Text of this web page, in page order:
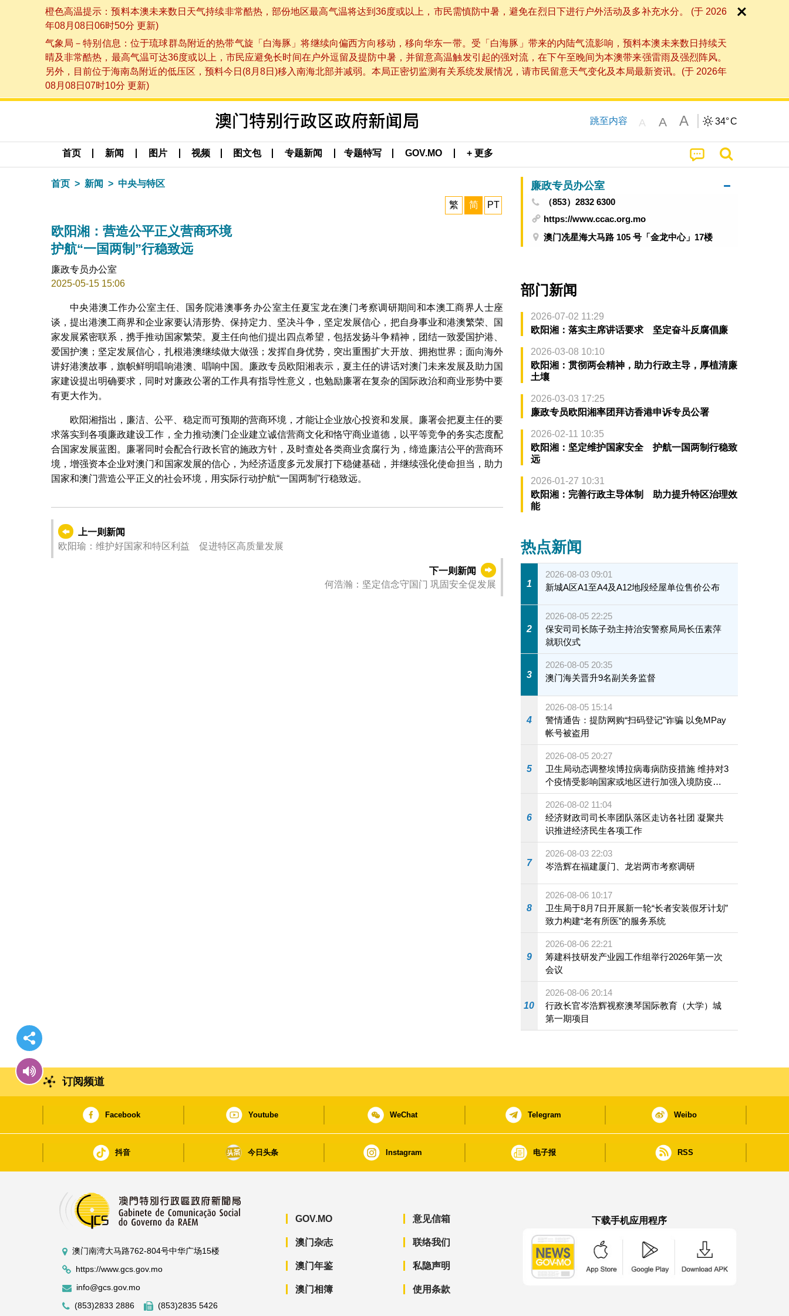
橙色高温提示：预料本澳未来数日天气持续非常酷热，部份地区最高气温将达到36度或以上，市民需慎防中暑，避免在烈日下进行户外活动及多补充水分。 (于 2026
年08月08日06时50分 更新)
气象局－特别信息：位于琉球群岛附近的热带气旋「白海豚」将继续向偏西方向移动，移向华东一带。受「白海豚」带来的内陆气流影响，预料本澳未来数日持续天
晴及非常酷热，最高气温可达36度或以上，市民应避免长时间在户外逗留及提防中暑，并留意高温触发引起的强对流，在下午至晚间为本澳带来强雷雨及强烈阵风。
另外，目前位于海南岛附近的低压区，预料今日(8月8日)移入南海北部并减弱。本局正密切监测有关系统发展情况，请市民留意天气变化及本局最新资讯。(于 2026年
08月08日07时10分 更新)
跳至内容 A A A 34°C
首页 新闻 图片 视频 图文包 专题新闻 专题特写 GOV.MO + 更多
首页 新闻 中央与特区
繁 简 PT
欧阳湘：营造公平正义营商环境
护航“一国两制”行稳致远
廉政专员办公室
2025-05-15 15:06
中央港澳工作办公室主任、国务院港澳事务办公室主任夏宝龙在澳门考察调研期间和本澳工商界人士座
谈，提出港澳工商界和企业家要认清形势、保持定力、坚决斗争，坚定发展信心，把自身事业和港澳繁荣、国
家发展紧密联系，携手推动国家繁荣。夏主任向他们提出四点希望，包括发扬斗争精神，团结一致爱国护港、
爱国护澳；坚定发展信心，扎根港澳继续做大做强；发挥自身优势，突出重围扩大开放、拥抱世界；面向海外
讲好港澳故事，旗帜鲜明唱响港澳、唱响中国。廉政专员欧阳湘表示，夏主任的讲话对澳门未来发展及助力国
家建设提出明确要求，同时对廉政公署的工作具有指导性意义，也勉励廉署在复杂的国际政治和商业形势中要
有更大作为。
欧阳湘指出，廉洁、公平、稳定而可预期的营商环境，才能让企业放心投资和发展。廉署会把夏主任的要
求落实到各项廉政建设工作，全力推动澳门企业建立诚信营商文化和恪守商业道德，以平等竞争的务实态度配
合国家发展蓝图。廉署同时会配合行政长官的施政方针，及时查处各类商业贪腐行为，缔造廉洁公平的营商环
境，增强资本企业对澳门和国家发展的信心，为经济适度多元发展打下稳健基础，并继续强化使命担当，助力
国家和澳门营造公平正义的社会环境，用实际行动护航“一国两制”行稳致远。
上一则新闻
欧阳瑜：维护好国家和特区利益 促进特区高质量发展
下一则新闻
何浩瀚：坚定信念守国门 巩固安全促发展
廉政专员办公室
（853）2832 6300
https://www.ccac.org.mo
澳门冼星海大马路 105 号「金龙中心」17楼
部门新闻
2026-07-02 11:29
欧阳湘：落实主席讲话要求 坚定奋斗反腐倡廉
2026-03-08 10:10
欧阳湘：贯彻两会精神，助力行政主导，厚植清廉
土壤
2026-03-03 17:25
廉政专员欧阳湘率团拜访香港申诉专员公署
2026-02-11 10:35
欧阳湘：坚定维护国家安全 护航一国两制行稳致
远
2026-01-27 10:31
欧阳湘：完善行政主导体制 助力提升特区治理效
能
热点新闻
1
2026-08-03 09:01
新城A区A1至A4及A12地段经屋单位售价公布
2
2026-08-05 22:25
保安司司长陈子劲主持治安警察局局长伍素萍
就职仪式
3
2026-08-05 20:35
澳门海关晋升9名副关务监督
4
2026-08-05 15:14
警情通告：提防网购“扫码登记”诈骗 以免MPay
帐号被盗用
5
2026-08-05 20:27
卫生局动态调整埃博拉病毒病防疫措施 维持对3
个疫情受影响国家或地区进行加强入境防疫措
施
6
2026-08-02 11:04
经济财政司司长率团队落区走访各社团 凝聚共
识推进经济民生各项工作
7
2026-08-03 22:03
岑浩辉在福建厦门、龙岩两市考察调研
8
2026-08-06 10:17
卫生局于8月7日开展新一轮“长者安装假牙计划”
致力构建“老有所医”的服务系统
9
2026-08-06 22:21
筹建科技研发产业园工作组举行2026年第一次
会议
10
2026-08-06 20:14
行政长官岑浩辉视察澳琴国际教育（大学）城
第一期项目
订阅频道
Facebook Youtube WeChat Telegram Weibo
抖音 今日头条 Instagram 电子报 RSS
澳门南湾大马路762-804号中华广场15楼
https://www.gcs.gov.mo
info@gcs.gov.mo
(853)2833 2886
(853)2835 5426
GOV.MO
澳门杂志
澳门年鉴
澳门相簿
意见信箱
联络我们
私隐声明
使用条款
下载手机应用程序